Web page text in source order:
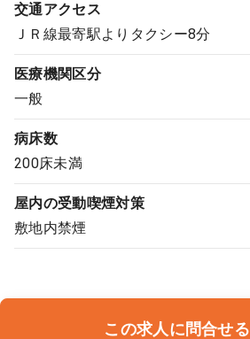
DtoDとは
採用をお考えの医療機関の方
交通アクセス
ＪＲ線最寄駅よりタクシー8分
医療機関区分
一般
病床数
200床未満
屋内の受動喫煙対策
敷地内禁煙
この求人に問合せる